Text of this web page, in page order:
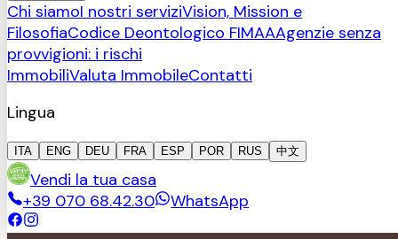
Chi siamoI nostri serviziVision, Mission e
FilosofiaCodice Deontologico FIMAAAgenzie senza
provvigioni: i rischi
ImmobiliValuta ImmobileContatti
Lingua
ITA ENG DEU FRA ESP POR RUS 中文
Vendi la tua casa
+39 070 68.42.30
WhatsApp